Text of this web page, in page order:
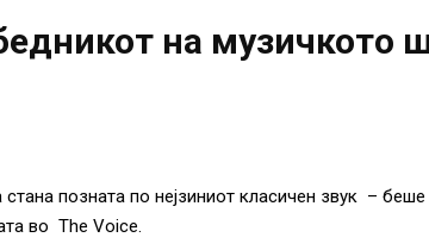
на музичкото
стана позната по нејзиниот класичен звук –
во The ​​Voice.